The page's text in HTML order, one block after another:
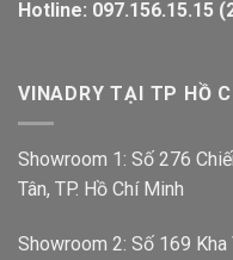
Hotline: 097.156.15.15
VINADRY TẠI TP HỒ
Showroom 1: Số 276
Tân, TP. Hồ Chí Minh
Showroom 2: Số 169 Kha